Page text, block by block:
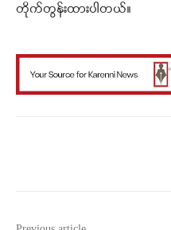
တိုက်တွန်းထားပါတယ်။